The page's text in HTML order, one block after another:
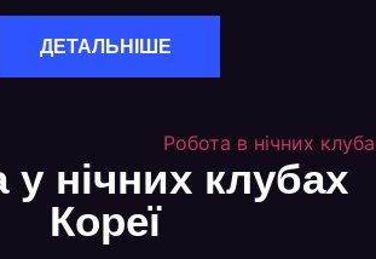
ДЕТАЛЬНІШЕ
у нічних клубах
Кореї